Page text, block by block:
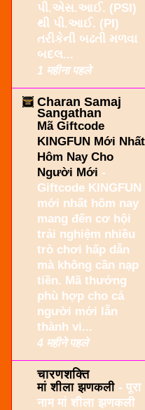
પી.એસ.આઈ. (PSI)
થી પી.આઈ. (PI)
તરીકેની બઢતી મળવા
બદલ...
1 महीना पहले
Charan Samaj
Sangathan
Mã Giftcode
KINGFUN Mới Nhất
Hôm Nay Cho
Người Mới -
Giftcode KINGFUN
mới nhất hôm nay
mang đến cơ hội
trải nghiệm nhiều
trò chơi hấp dẫn
mà không cần nạp
tiền. Mã thưởng
phù hợp cho cả
người mới lẫn
thành vi...
4 महीने पहले
चारणशक्ति
मां शीला झणकली - पूरा
नाम मां शीला झणकली